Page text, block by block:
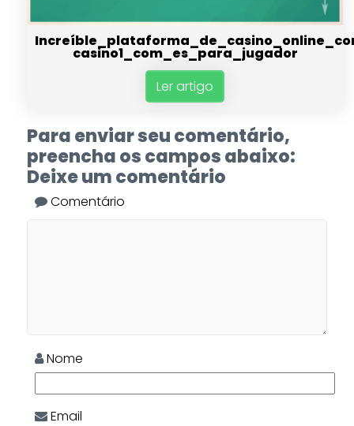
casino1_com_es_para_jugador
Ler artigo
Para enviar seu comentário,
preencha os campos abaixo:
Deixe um comentário
Comentário
Nome
Email